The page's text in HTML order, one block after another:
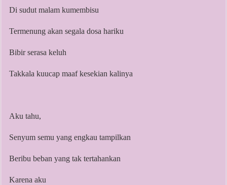
Di sudut malam kumembisu
Termenung akan segala dosa hariku
Bibir serasa keluh
Takkala kuucap maaf kesekian kalinya
Aku tahu,
Senyum semu yang engkau tampilkan
Beribu beban yang tak tertahankan
Karena aku